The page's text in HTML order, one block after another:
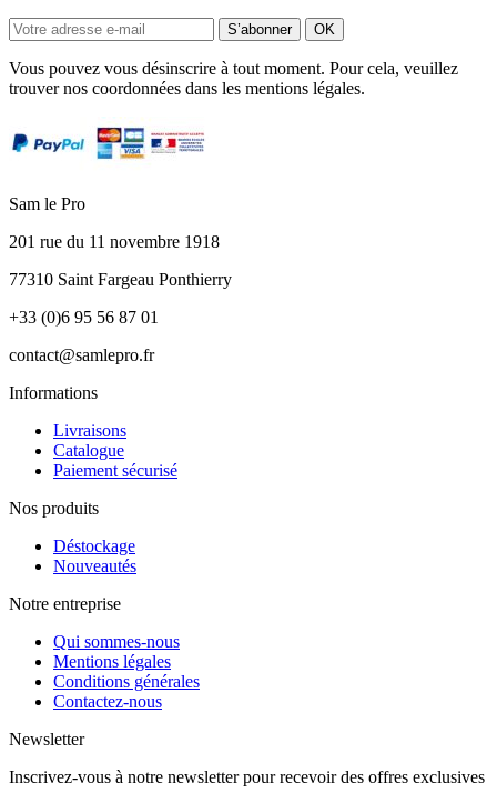
Vous pouvez vous désinscrire à tout moment. Pour cela, veuillez
trouver nos coordonnées dans les mentions légales.
Sam le Pro
201 rue du 11 novembre 1918
77310 Saint Fargeau Ponthierry
+33 (0)6 95 56 87 01
contact@samlepro.fr
Informations
Livraisons
Catalogue
Paiement sécurisé
Nos produits
Déstockage
Nouveautés
Notre entreprise
Qui sommes-nous
Mentions légales
Conditions générales
Contactez-nous
Newsletter
Inscrivez-vous à notre newsletter pour recevoir des offres exclusives